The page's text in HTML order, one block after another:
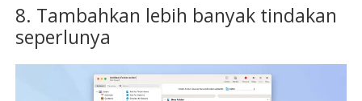
8. Tambahkan lebih banyak tindakan
seperlunya